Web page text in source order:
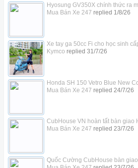
Hyosung GV350X chính thức ra
Mua Bán Xe 247 replied 1/8/26
Xe tay ga 50cc Fi cho học sinh
Kymco replied 31/7/26
Honda SH 150 Vetro Blue New
Mua Bán Xe 247 replied 24/7/26
CubHouse VN hoàn tất bàn giao
Mua Bán Xe 247 replied 23/7/26
Quốc Cường CubHouse bàn